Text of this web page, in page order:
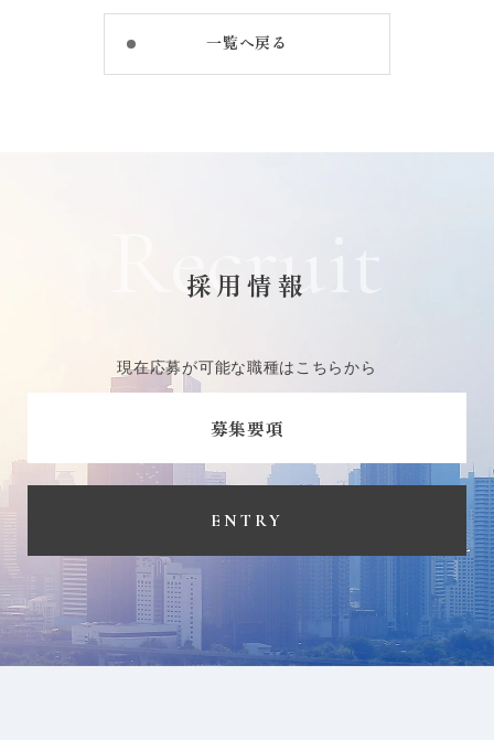
一覧へ戻る
Recruit
採用情報
現在応募が可能な職種はこちらから
募集要項
ENTRY